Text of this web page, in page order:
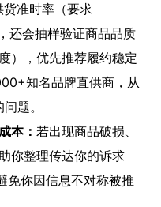
准时率（要求
还会抽样验证商品品质
），优先推荐履约稳定
知名品牌直供商，从
题。
本： 若出现商品破损、
你整理传达你的诉求
免你因信息不对称被推